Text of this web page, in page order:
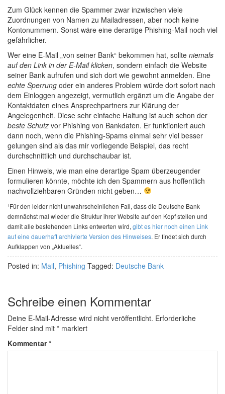
Zum Glück kennen die Spammer zwar inzwischen viele
Zuordnungen von Namen zu Mailadressen, aber noch keine
Kontonummern. Sonst wäre eine derartige Phishing-Mail noch viel
gefährlicher.
Wer eine E-Mail „von seiner Bank“ bekommen hat, sollte niemals
auf den Link in der E-Mail klicken, sondern einfach die Website
seiner Bank aufrufen und sich dort wie gewohnt anmelden. Eine
echte Sperrung oder ein anderes Problem würde dort sofort nach
dem Einloggen angezeigt, vermutlich ergänzt um die Angabe der
Kontaktdaten eines Ansprechpartners zur Klärung der
Angelegenheit. Diese sehr einfache Haltung ist auch schon der
beste Schutz vor Phishing von Bankdaten. Er funktioniert auch
dann noch, wenn die Phishing-Spams einmal sehr viel besser
gelungen sind als das mir vorliegende Beispiel, das recht
durchschnittlich und durchschaubar ist.
Einen Hinweis, wie man eine derartige Spam überzeugender
formulieren könnte, möchte ich den Spammern aus hoffentlich
nachvollziehbaren Gründen nicht geben…
¹Für den leider nicht unwahrscheinlichen Fall, dass die Deutsche Bank
demnächst mal wieder die Struktur ihrer Website auf den Kopf stellen und
damit alle bestehenden Links entwerten wird, gibt es hier noch einen Link
auf eine dauerhaft archivierte Version des Hinweises. Er findet sich durch
Aufklappen von „Aktuelles“.
Posted in: Mail, Phishing Tagged: Deutsche Bank
Schreibe einen Kommentar
Deine E-Mail-Adresse wird nicht veröffentlicht. Erforderliche
Felder sind mit * markiert
Kommentar*